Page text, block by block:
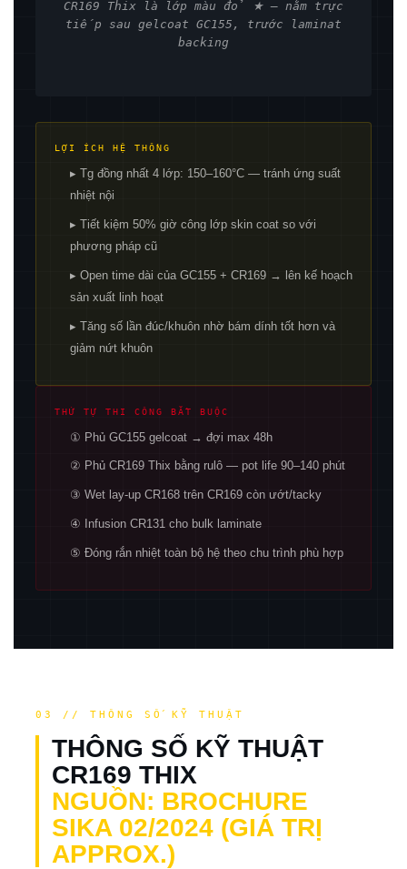
CR169 Thix là lớp màu đỏ ★ — nằm trực
tiếp sau gelcoat GC155, trước laminat
backing
LỢI ÍCH HỆ THỐNG
▸ Tg đồng nhất 4 lớp: 150–160°C — tránh ứng suất
nhiệt nội
▸ Tiết kiệm 50% giờ công lớp skin coat so với
phương pháp cũ
▸ Open time dài của GC155 + CR169 → lên kế hoạch
sản xuất linh hoạt
▸ Tăng số lần đúc/khuôn nhờ bám dính tốt hơn và
giảm nứt khuôn
THỨ TỰ THI CÔNG BẮT BUỘC
① Phủ GC155 gelcoat → đợi max 48h
② Phủ CR169 Thix bằng rulô — pot life 90–140 phút
③ Wet lay-up CR168 trên CR169 còn ướt/tacky
④ Infusion CR131 cho bulk laminate
⑤ Đóng rắn nhiệt toàn bộ hệ theo chu trình phù hợp
03 // THÔNG SỐ KỸ THUẬT
THÔNG SỐ KỸ THUẬT
CR169 THIX
NGUỒN: BROCHURE
SIKA 02/2024 (GIÁ TRỊ
APPROX.)